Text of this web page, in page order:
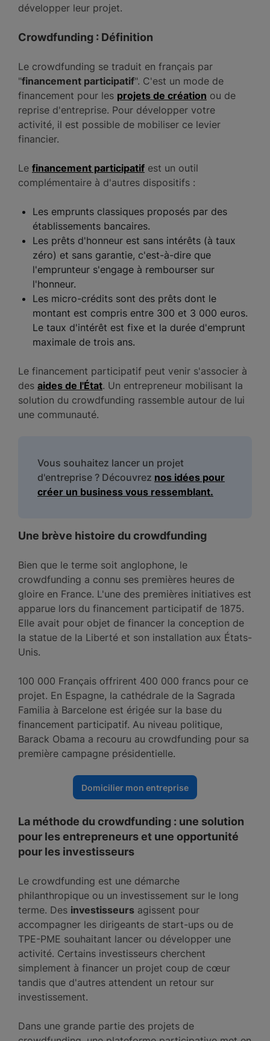
développer leur projet.
Crowdfunding : Définition
Le crowdfunding se traduit en français par
"financement participatif". C'est un mode de
financement pour les projets de création ou de
reprise d'entreprise. Pour développer votre
activité, il est possible de mobiliser ce levier
financier.
Le financement participatif est un outil
complémentaire à d'autres dispositifs :
Les emprunts classiques proposés par des
établissements bancaires.
Les prêts d'honneur est sans intérêts (à taux
zéro) et sans garantie, c'est-à-dire que
l'emprunteur s'engage à rembourser sur
l'honneur.
Les micro-crédits sont des prêts dont le
montant est compris entre 300 et 3 000 euros.
Le taux d'intérêt est fixe et la durée d'emprunt
maximale de trois ans.
Le financement participatif peut venir s'associer à
des aides de l'État. Un entrepreneur mobilisant la
solution du crowdfunding rassemble autour de lui
une communauté.
Vous souhaitez lancer un projet
d'entreprise ? Découvrez nos idées pour
créer un business vous ressemblant.
Une brève histoire du crowdfunding
Bien que le terme soit anglophone, le
crowdfunding a connu ses premières heures de
gloire en France. L'une des premières initiatives est
apparue lors du financement participatif de 1875.
Elle avait pour objet de financer la conception de
la statue de la Liberté et son installation aux États-
Unis.
100 000 Français offrirent 400 000 francs pour ce
projet. En Espagne, la cathédrale de la Sagrada
Familia à Barcelone est érigée sur la base du
financement participatif. Au niveau politique,
Barack Obama a recouru au crowdfunding pour sa
première campagne présidentielle.
Domicilier mon entreprise
La méthode du crowdfunding : une solution
pour les entrepreneurs et une opportunité
pour les investisseurs
Le crowdfunding est une démarche
philanthropique ou un investissement sur le long
terme. Des investisseurs agissent pour
accompagner les dirigeants de start-ups ou de
TPE-PME souhaitant lancer ou développer une
activité. Certains investisseurs cherchent
simplement à financer un projet coup de cœur
tandis que d'autres attendent un retour sur
investissement.
Dans une grande partie des projets de